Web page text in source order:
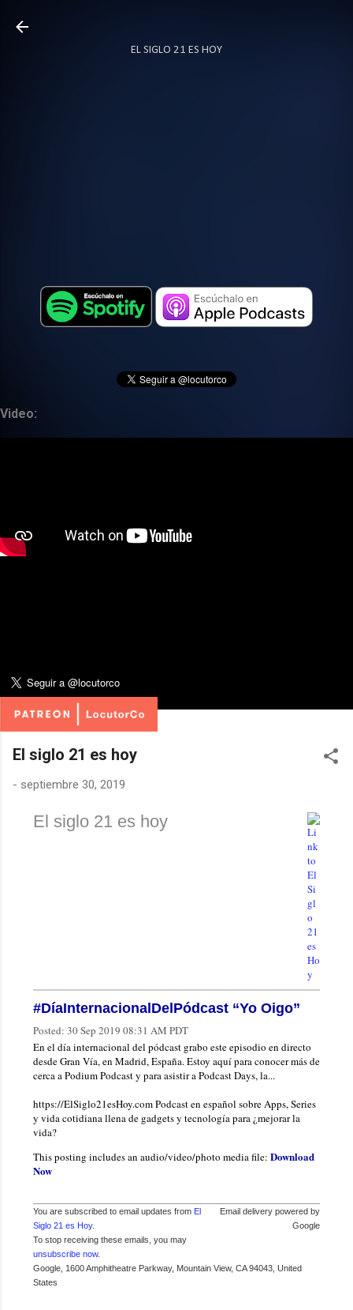
EL SIGLO 21 ES HOY
Video:
El siglo 21 es hoy
- septiembre 30, 2019
El siglo 21 es hoy
#DíaInternacionalDelPódcast “Yo Oigo”
Posted: 30 Sep 2019 08:31 AM PDT
En el día internacional del pódcast grabo este episodio en directo
desde Gran Vía, en Madrid, España. Estoy aquí para conocer más de
cerca a Podium Podcast y para asistir a Podcast Days, la...
https://ElSiglo21esHoy.com Podcast en español sobre Apps, Series
y vida cotidiana llena de gadgets y tecnología para ¿mejorar la
vida?
This posting includes an audio/video/photo media file: Download
Now
You are subscribed to email updates from El
Siglo 21 es Hoy.
To stop receiving these emails, you may
unsubscribe now.
Email delivery powered by
Google
Google, 1600 Amphitheatre Parkway, Mountain View, CA 94043, United
States